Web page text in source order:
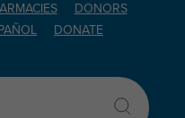
DONORS
DONATE